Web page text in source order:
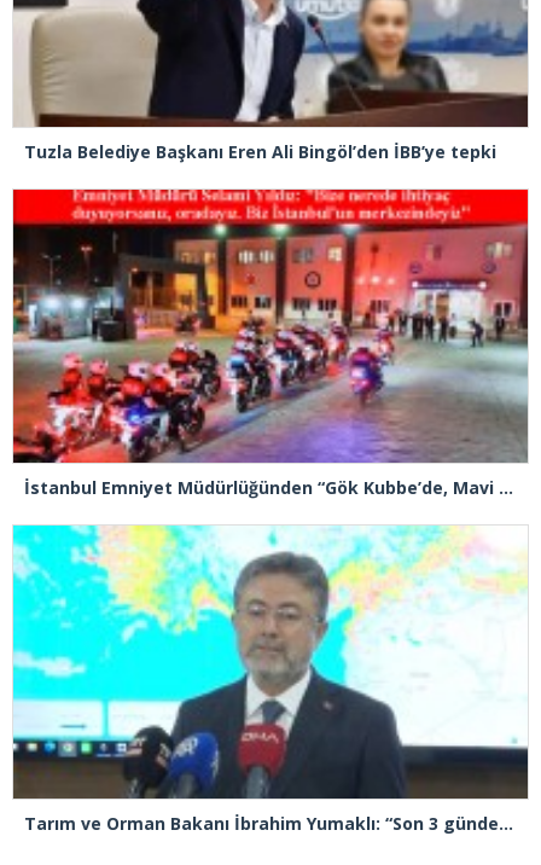
Tuzla Belediye Başkanı Eren Ali Bingöl’den İBB’ye tepki
İstanbul Emniyet Müdürlüğünden “Gök Kubbe’de, Mavi Vatan’da, Şanlı Topraklarda: İstanbul Emniyeti Her Yerde” paylaşımı
Tarım ve Orman Bakanı İbrahim Yumaklı: “Son 3 günde 260 yangına müdahale ettik, 258’i kontrol altına aldık”